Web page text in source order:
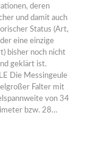
deren
und damit auch
Status (Art,
eine einzige
bisher noch nicht
geklärt ist.
Die Messingeule
Falter mit
von 34
bzw. 28…